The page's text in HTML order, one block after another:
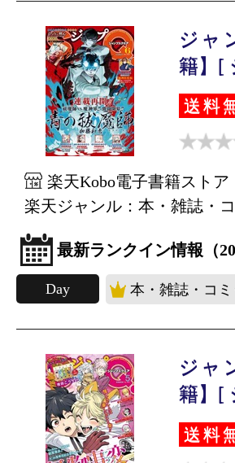
ジャ
籍】[
送料
楽天Kobo電子書籍ストア
楽天ジャンル：本・雑誌・
最新ランクイン情報（
Day 本・雑誌・コ
ジャ
籍】[
送料